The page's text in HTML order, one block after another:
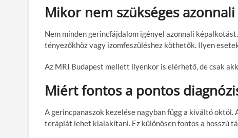
Mikor nem szükséges azonnali
Nem minden gerincfájdalom igényel azonnali
tényezőkhöz vagy izomfeszüléshez köthetők. Ilyen
Az MRI Budapest mellett ilyenkor is elérhető, de csak
Miért fontos a pontos
A gerincpanaszok kezelése nagyban függ a kiváltó
terápiát lehet kialakítani. Ez különösen fontos a hosszú